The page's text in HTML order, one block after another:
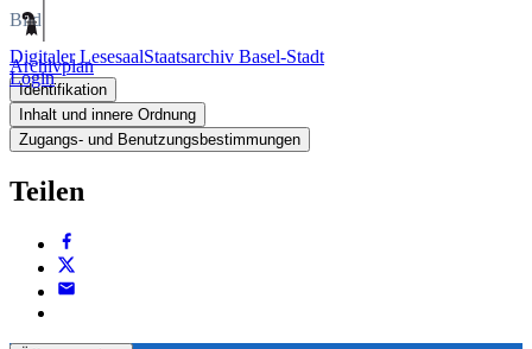
Digitaler LesesaalStaatsarchiv Basel-Stadt
Login
Bild
Archivplan
Identifikation
Inhalt und innere Ordnung
Zugangs- und Benutzungsbestimmungen
Teilen